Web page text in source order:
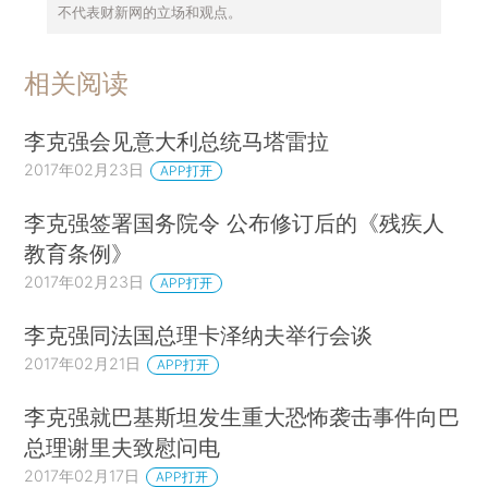
不代表财新网的立场和观点。
相关阅读
李克强会见意大利总统马塔雷拉
2017年02月23日 APP打开
李克强签署国务院令 公布修订后的《残疾人
教育条例》
2017年02月23日 APP打开
李克强同法国总理卡泽纳夫举行会谈
2017年02月21日 APP打开
李克强就巴基斯坦发生重大恐怖袭击事件向巴
总理谢里夫致慰问电
2017年02月17日 APP打开